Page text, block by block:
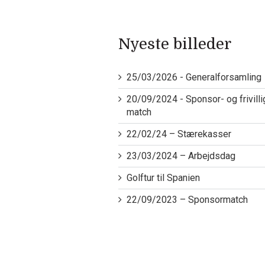
Nyeste billeder
25/03/2026 - Generalforsamling
20/09/2024 - Sponsor- og
match
22/02/24 – Stærekasser
23/03/2024 – Arbejdsdag
Golftur til Spanien
22/09/2023 – Sponsormatch